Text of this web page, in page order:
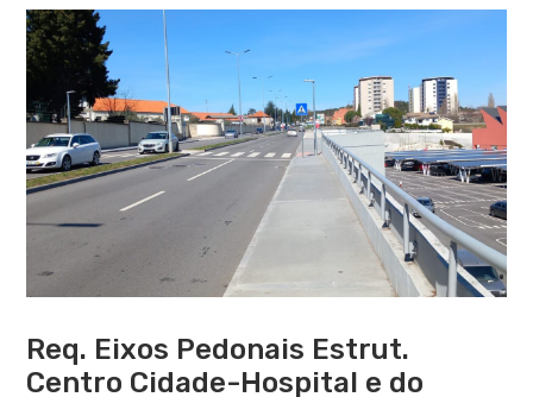
Req. Eixos Pedonais Estrut.
Centro Cidade-Hospital e do